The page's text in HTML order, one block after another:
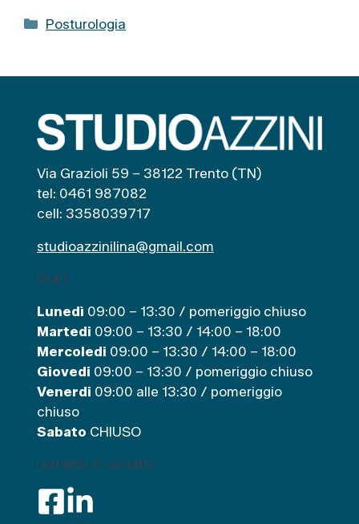
C
e
o
r
e
Posturologia
Via Grazioli 59 – 38122 Trento (TN)
tel: 0461 987082
cell: 3358039717
studioazzinilina@gmail.com
Orari
Lunedì 09:00 – 13:30 / pomeriggio chiuso
Martedi 09:00 – 13:30 / 14:00 – 18:00
Mercoledi 09:00 – 13:30 / 14:00 – 18:00
Giovedi 09:00 – 13:30 / pomeriggio chiuso
Venerdi 09:00 alle 13:30 / pomeriggio
chiuso
Sabato CHIUSO
restiamo in contatto